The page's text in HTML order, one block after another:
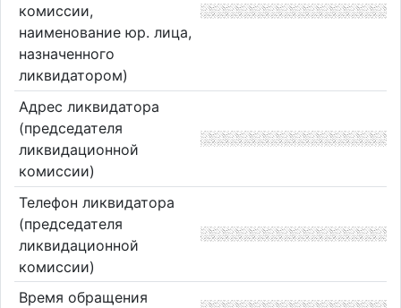
комиссии,
наименование юр. лица,
назначенного
ликвидатором)
Адрес ликвидатора
(председателя
ликвидационной
комиссии)
Телефон ликвидатора
(председателя
ликвидационной
комиссии)
Время обращения